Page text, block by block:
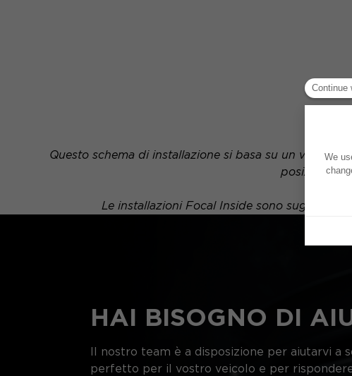
Questo schema di installazione si basa su un
Le installazioni Focal Inside sono
HAI BISOGNO DI
Il nostro team è a disposizione per aiutarvi a
perfetto per il vostro veicolo e per